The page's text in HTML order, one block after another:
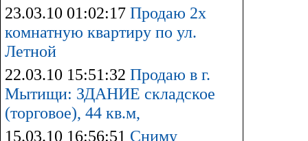
23.03.10 01:02:17 Продаю 2х
комнатную квартиру по ул.
Летной
22.03.10 15:51:32 Продаю в г.
Мытищи: ЗДАНИЕ складское
(торговое), 44 кв.м,
15.03.10 16:56:51 Сниму